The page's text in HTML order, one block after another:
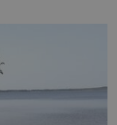
vznikla někdy